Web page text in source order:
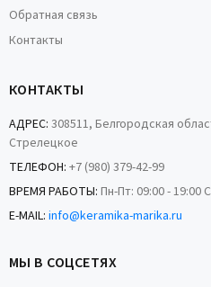
Обратная связь
Контакты
КОНТАКТЫ
АДРЕС: 308511, Белгородская
Стрелецкое
ТЕЛЕФОН: +7 (980) 379-42-99
ВРЕМЯ РАБОТЫ: Пн-Пт: 09:00 - 19:00
E-MAIL: info@keramika-marika.ru
МЫ В СОЦСЕТЯХ